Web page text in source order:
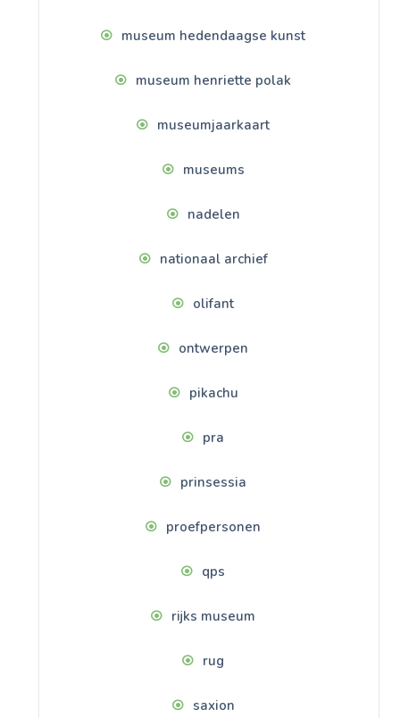
museum hedendaagse kunst
museum henriette polak
museumjaarkaart
museums
nadelen
nationaal archief
olifant
ontwerpen
pikachu
pra
prinsessia
proefpersonen
qps
rijks museum
rug
saxion